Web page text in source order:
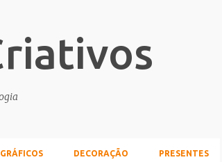
DECORAÇÃO PRESENTES